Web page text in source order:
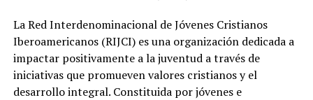
La Red Interdenominacional de Jóvenes Cristianos
Iberoamericanos (RIJCI) es una organización dedicada a
impactar positivamente a la juventud a través de
iniciativas que promueven valores cristianos y el
desarrollo integral. Constituida por jóvenes e